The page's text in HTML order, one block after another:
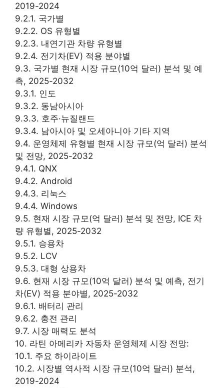
2019-2024
9.2.1. 국가별
9.2.2. OS 유형별
9.2.3. 내연기관 차량 유형별
9.2.4. 전기차(EV) 적용 분야별
9.3. 국가별 현재 시장 규모(10억 달러) 분석 및 예
측, 2025-2032
9.3.1. 인도
9.3.2. 동남아시아
9.3.3. 호주·뉴질랜드
9.3.4. 남아시아 및 오세아니아 기타 지역
9.4. 운영체제 유형별 현재 시장 규모(억 달러) 분석
및 전망, 2025-2032
9.4.1. QNX
9.4.2. Android
9.4.3. 리눅스
9.4.4. Windows
9.5. 현재 시장 규모(억 달러) 분석 및 전망, ICE 차
량 유형별, 2025-2032
9.5.1. 승용차
9.5.2. LCV
9.5.3. 대형 상용차
9.6. 현재 시장 규모(10억 달러) 분석 및 예측, 전기
차(EV) 적용 분야별, 2025-2032
9.6.1. 배터리 관리
9.6.2. 충전 관리
9.7. 시장 매력도 분석
10. 라틴 아메리카 자동차 운영체제 시장 전망:
10.1. 주요 하이라이트
10.2. 시장별 역사적 시장 규모(10억 달러) 분석,
2019-2024